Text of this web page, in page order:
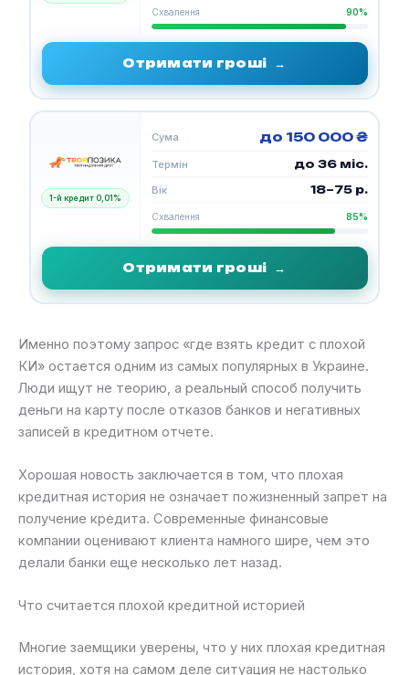
Схвалення 90%
Отримати гроші →
1-й кредит 0,01%
Сума до 150 000 ₴
Термін до 36 міс.
Вік 18–75 р.
Схвалення 85%
Отримати гроші →
Именно поэтому запрос «где взять кредит с плохой
КИ» остается одним из самых популярных в Украине.
Люди ищут не теорию, а реальный способ получить
деньги на карту после отказов банков и негативных
записей в кредитном отчете.
Хорошая новость заключается в том, что плохая
кредитная история не означает пожизненный запрет на
получение кредита. Современные финансовые
компании оценивают клиента намного шире, чем это
делали банки еще несколько лет назад.
Что считается плохой кредитной историей
Многие заемщики уверены, что у них плохая кредитная
история, хотя на самом деле ситуация не настолько